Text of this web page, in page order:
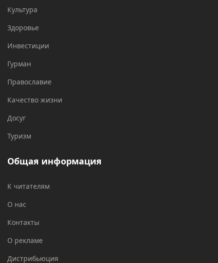
Культура
Здоровье
Инвестиции
Гурман
Православие
Качество жизни
Досуг
Туризм
Общая информация
К читателям
О нас
Контакты
О рекламе
Дистрибьюция